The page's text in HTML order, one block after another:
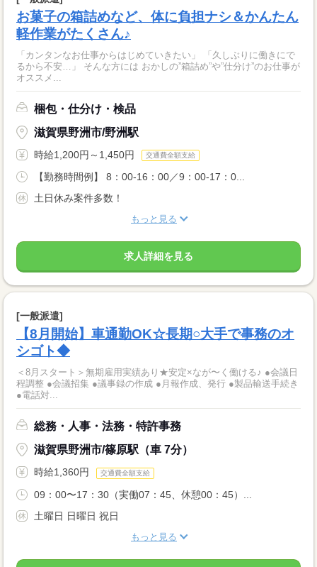
お菓子の箱詰めなど、体に負担ナシ＆かんたん
軽作業がたくさん♪
「カンタンなお仕事からはじめていきたい」 「久しぶりに働きにで
るから不安…」 そんな方には おかしの”箱詰め”や”仕分け”のお仕事が
オススメ...
梱包・仕分け・検品
滋賀県野洲市/野洲駅
時給1,200円～1,450円 交通費全額支給
【勤務時間例】 8：00-16：00／9：00-17：0...
土日休み案件多数！
もっと見る
求人詳細を見る
[一般派遣]
【8月開始】車通勤OK☆長期○大手で事務のオ
シゴト◆
＜8月スタート＞無期雇用実績あり★安定×なが〜く働ける♪ ●会議日
程調整 ●会議招集 ●議事録の作成 ●月報作成、発行 ●製品輸送手続き
●電話対...
総務・人事・法務・特許事務
滋賀県野洲市/篠原駅（車 7分）
時給1,360円 交通費全額支給
09：00〜17：30（実働07：45、休憩00：45）...
土曜日 日曜日 祝日
もっと見る